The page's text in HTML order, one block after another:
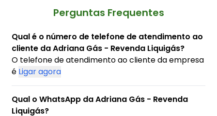
Perguntas Frequentes
Qual é o número de telefone de atendimento ao
cliente da Adriana Gás - Revenda Liquigás?
O telefone de atendimento ao cliente da empresa
é Ligar agora
Qual o WhatsApp da Adriana Gás - Revenda
Liquigás?